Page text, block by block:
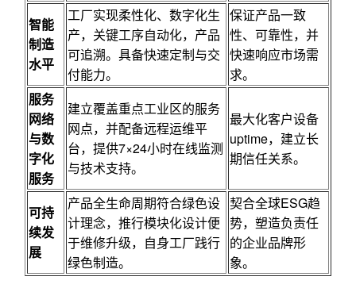
智能
制造
水平
工厂实现柔性化、数字化生
产，关键工序自动化，产品
可追溯。具备快速定制与交
付能力。
保证产品一致
性、可靠性，并
快速响应市场需
求。
服务
网络
与数
字化
服务
建立覆盖重点工业区的服务
网点，并配备远程运维平
台，提供7×24小时在线监测
与技术支持。
最大化客户设备
uptime，建立长
期信任关系。
可持
续发
展
产品全生命周期符合绿色设
计理念，推行模块化设计便
于维修升级，自身工厂践行
绿色制造。
契合全球ESG趋
势，塑造负责任
的企业品牌形
象。